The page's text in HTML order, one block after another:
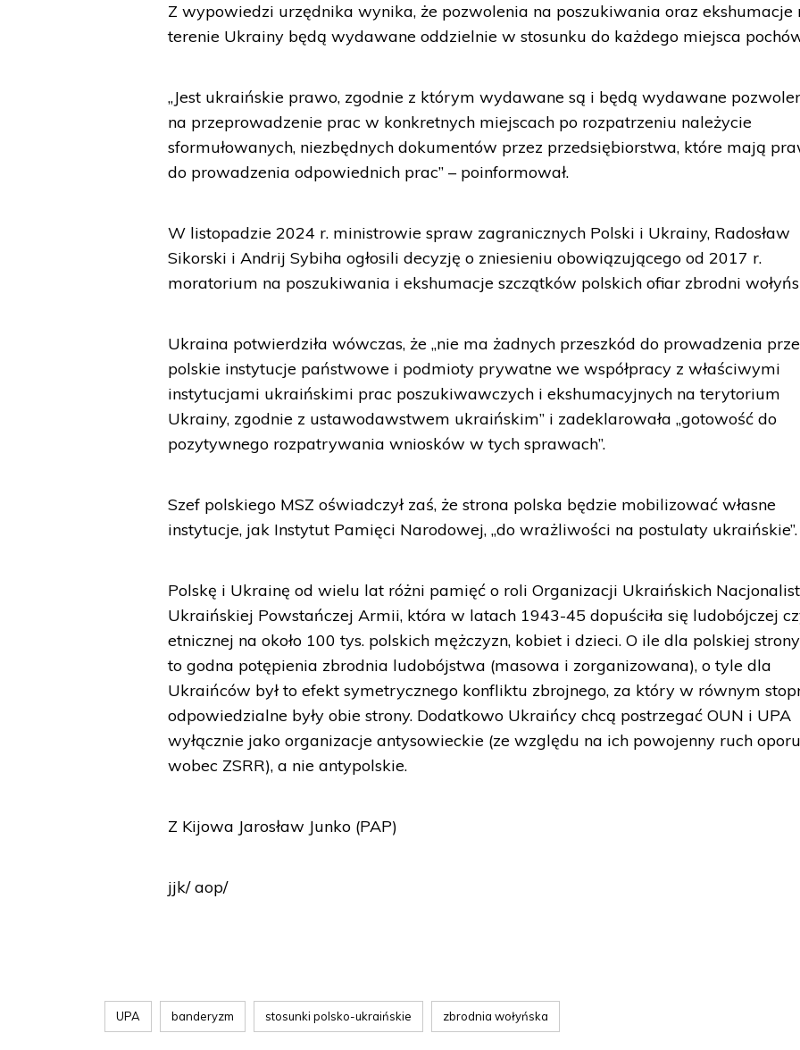
Z wypowiedzi urzędnika wynika, że pozwolenia na poszukiwania oraz ekshumacje
terenie Ukrainy będą wydawane oddzielnie w stosunku do każdego miejsca
„Jest ukraińskie prawo, zgodnie z którym wydawane są i będą wydawane
na przeprowadzenie prac w konkretnych miejscach po rozpatrzeniu należycie
sformułowanych, niezbędnych dokumentów przez przedsiębiorstwa, które mają
do prowadzenia odpowiednich prac” – poinformował.
W listopadzie 2024 r. ministrowie spraw zagranicznych Polski i Ukrainy, Radosław
Sikorski i Andrij Sybiha ogłosili decyzję o zniesieniu obowiązującego od 2017 r.
moratorium na poszukiwania i ekshumacje szczątków polskich ofiar zbrodni
Ukraina potwierdziła wówczas, że „nie ma żadnych przeszkód do prowadzenia
polskie instytucje państwowe i podmioty prywatne we współpracy z właściwymi
instytucjami ukraińskimi prac poszukiwawczych i ekshumacyjnych na terytorium
Ukrainy, zgodnie z ustawodawstwem ukraińskim” i zadeklarowała „gotowość do
pozytywnego rozpatrywania wniosków w tych sprawach”.
Szef polskiego MSZ oświadczył zaś, że strona polska będzie mobilizować własne
instytucje, jak Instytut Pamięci Narodowej, „do wrażliwości na postulaty ukraińskie”.
Polskę i Ukrainę od wielu lat różni pamięć o roli Organizacji Ukraińskich
Ukraińskiej Powstańczej Armii, która w latach 1943-45 dopuściła się ludobójczej
etnicznej na około 100 tys. polskich mężczyzn, kobiet i dzieci. O ile dla polskiej
to godna potępienia zbrodnia ludobójstwa (masowa i zorganizowana), o tyle dla
Ukraińców był to efekt symetrycznego konfliktu zbrojnego, za który w równym
odpowiedzialne były obie strony. Dodatkowo Ukraińcy chcą postrzegać OUN i UPA
wyłącznie jako organizacje antysowieckie (ze względu na ich powojenny ruch oporu
wobec ZSRR), a nie antypolskie.
Z Kijowa Jarosław Junko (PAP)
jjk/ aop/
UPA banderyzm stosunki polsko-ukraińskie zbrodnia wołyńska